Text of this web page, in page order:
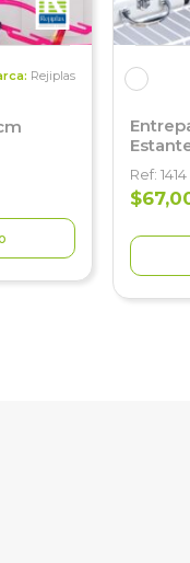
Rejiplas
Ref: 1414